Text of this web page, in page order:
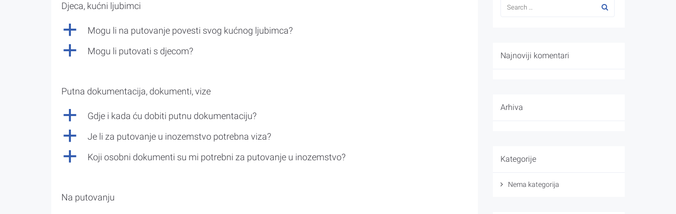
Djeca, kućni ljubimci
a Mogu li na putovanje povesti svog kućnog ljubimca?
a Mogu li putovati s djecom?
Putna dokumentacija, dokumenti, vize
a Gdje i kada ću dobiti putnu dokumentaciju?
a Je li za putovanje u inozemstvo potrebna viza?
a Koji osobni dokumenti su mi potrebni za putovanje u inozemstvo?
Na putovanju
Najnoviji komentari
Arhiva
Kategorije
Nema kategorija